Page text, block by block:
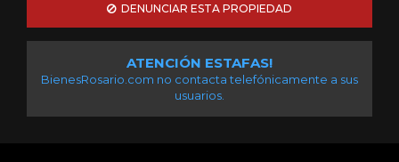
DENUNCIAR ESTA PROPIEDAD
ATENCIÓN ESTAFAS!
BienesRosario.com no contacta telefónicamente a sus
usuarios.